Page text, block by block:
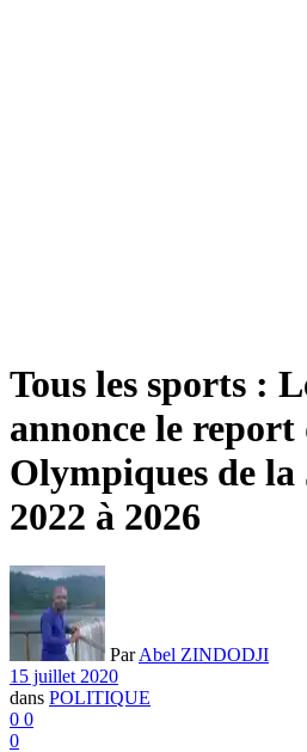
Tous les sports :
annonce le report
Olympiques de la
2022 à 2026
Par Abel ZINDODJI
15 juillet 2020
dans POLITIQUE
0 0
0